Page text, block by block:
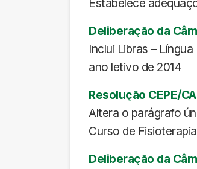
Estabelece
Deliberação da
Inclui Libras –
ano letivo de 2014
Resolução CEPE/
Altera o parágrafo
Curso de Fisioterapia
Deliberação da